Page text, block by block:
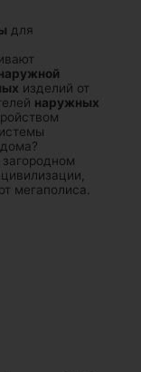
для
изделий от
наружных
загородном
мегаполиса.